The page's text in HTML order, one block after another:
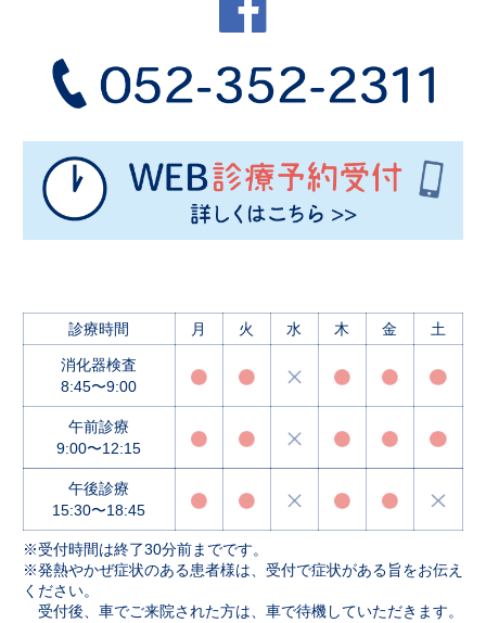
診療時間 月 火 水 木 金 土
消化器検査
8:45〜9:00
午前診療
9:00〜12:15
午後診療
15:30〜18:45
※受付時間は終了30分前までです。
※発熱やかぜ症状のある患者様は、受付で症状がある旨をお伝え
ください。
受付後、車でご来院された方は、車で待機していただきます。